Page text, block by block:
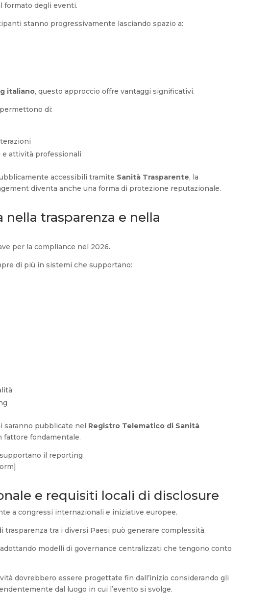
formato degli eventi.
stanno progressivamente lasciando spazio a:
italiano, questo approccio offre vantaggi significativi.
di:
attività professionali
accessibili tramite Sanità Trasparente, la
diventa anche una forma di protezione reputazionale.
trasparenza e nella
per la compliance nel 2026.
di più in sistemi che supportano:
saranno pubblicate nel Registro Telematico di Sanità
fattore fondamentale.
il reporting
e requisiti locali di disclosure
a congressi internazionali e iniziative europee.
tra i diversi Paesi può generare complessità.
modelli di governance centralizzati che tengono conto
dovrebbero essere progettate fin dall’inizio considerando gli
dal luogo in cui l’evento si svolge.